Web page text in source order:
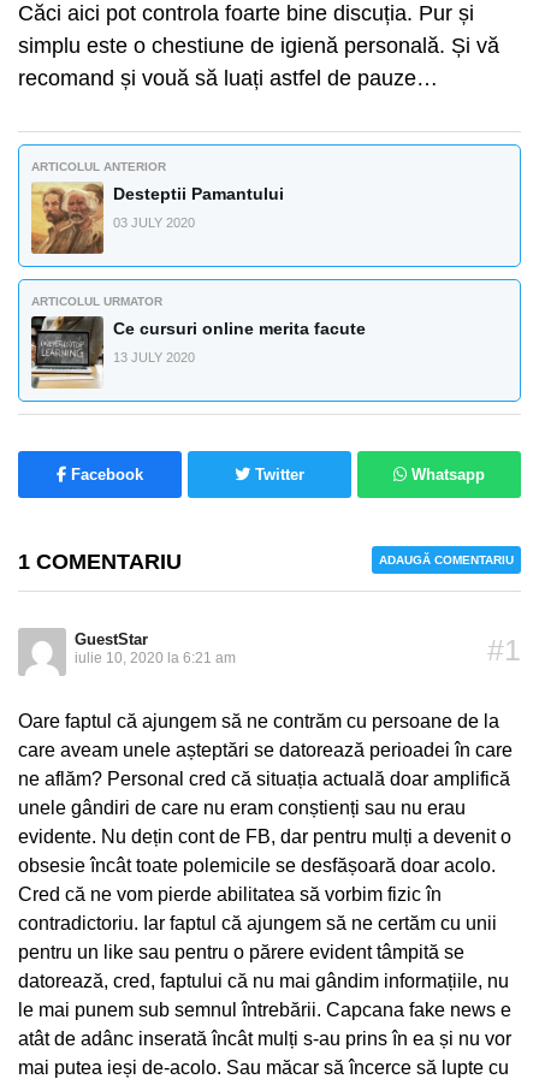
Căci aici pot controla foarte bine discuția. Pur și
simplu este o chestiune de igienă personală. Și vă
recomand și vouă să luați astfel de pauze…
ARTICOLUL ANTERIOR
Desteptii Pamantului
03 JULY 2020
ARTICOLUL URMATOR
Ce cursuri online merita facute
13 JULY 2020
Facebook Twitter Whatsapp
1 COMENTARIU ADAUGĂ COMENTARIU
#1
GuestStar
iulie 10, 2020 la 6:21 am
Oare faptul că ajungem să ne contrăm cu persoane de la
care aveam unele așteptări se datorează perioadei în care
ne aflăm? Personal cred că situația actuală doar amplifică
unele gândiri de care nu eram conștienți sau nu erau
evidente. Nu dețin cont de FB, dar pentru mulți a devenit o
obsesie încât toate polemicile se desfășoară doar acolo.
Cred că ne vom pierde abilitatea să vorbim fizic în
contradictoriu. Iar faptul că ajungem să ne certăm cu unii
pentru un like sau pentru o părere evident tâmpită se
datorează, cred, faptului că nu mai gândim informațiile, nu
le mai punem sub semnul întrebării. Capcana fake news e
atât de adânc inserată încât mulți s-au prins în ea și nu vor
mai putea ieși de-acolo. Sau măcar să încerce să lupte cu